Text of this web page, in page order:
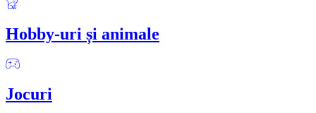
Hobby-uri și animale
Jocuri